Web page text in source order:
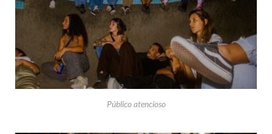
Público atencioso